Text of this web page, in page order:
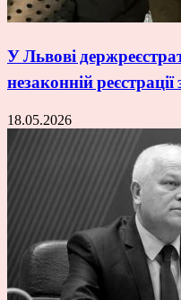
У Львові
незаконній реєстрації
18.05.2026